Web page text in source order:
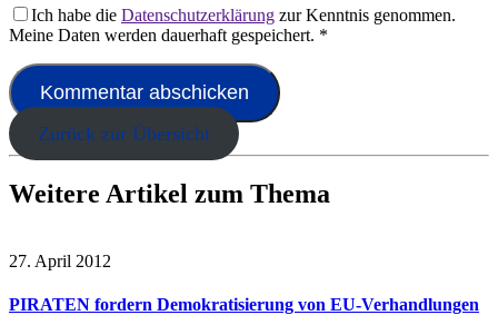
Ich habe die Datenschutzerklärung zur Kenntnis genommen.
Meine Daten werden dauerhaft gespeichert. *
Zurück zur Übersicht
Weitere Artikel zum Thema
27. April 2012
PIRATEN fordern Demokratisierung von EU-Verhandlungen